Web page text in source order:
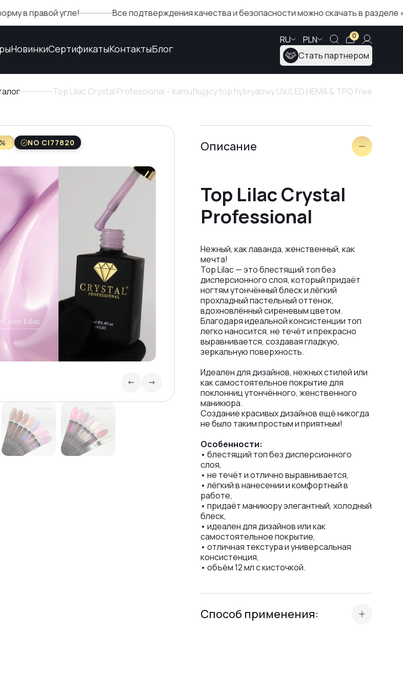
угле! Все подтверждения качества и безопасности можно скачать в разделе
НовинкиСертификатыКонтактыБлог
RU PLN 0
Стать партнером
Top Lilac Crystal Professional – kamuflujący top hybrydowy UV/LED HEMA & TPO Free
NO CI77820 Описание
Top Lilac Crystal
Professional
Нежный, как лаванда, женственный, как
мечта!
Top Lilac — это блестящий топ без
дисперсионного слоя, который придаёт
ногтям утончённый блеск и лёгкий
прохладный пастельный оттенок,
вдохновлённый сиреневым цветом.
Благодаря идеальной консистенции топ
легко наносится, не течёт и прекрасно
выравнивается, создавая гладкую,
зеркальную поверхность.
Идеален для дизайнов, нежных стилей или
как самостоятельное покрытие для
поклонниц утончённого, женственного
маникюра.
Создание красивых дизайнов ещё никогда
не было таким простым и приятным!
Особенности:
• блестящий топ без дисперсионного
слоя,
• не течёт и отлично выравнивается,
• лёгкий в нанесении и комфортный в
работе,
• придаёт маникюру элегантный, холодный
блеск,
• идеален для дизайнов или как
самостоятельное покрытие,
• отличная текстура и универсальная
консистенция,
• объём 12 мл с кисточкой.
Способ применения: